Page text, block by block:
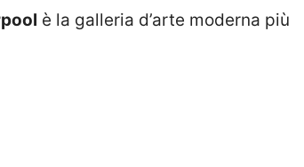
è la galleria d’arte moderna più